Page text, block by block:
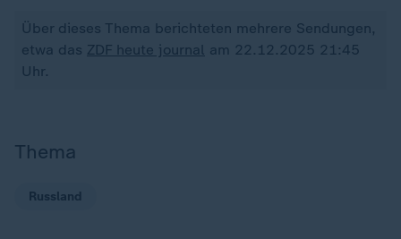
Über dieses Thema berichteten mehrere Sendungen,
etwa das ZDF heute journal am 22.12.2025 21:45
Uhr.
Thema
Russland